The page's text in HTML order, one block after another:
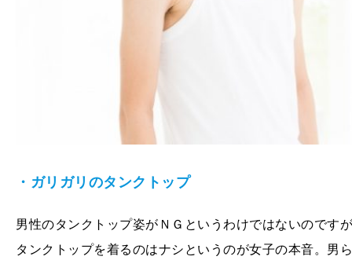
・ガリガリのタンクトップ
男性のタンクトップ姿がＮＧというわけではないのです
タンクトップを着るのはナシというのが女子の本音。男